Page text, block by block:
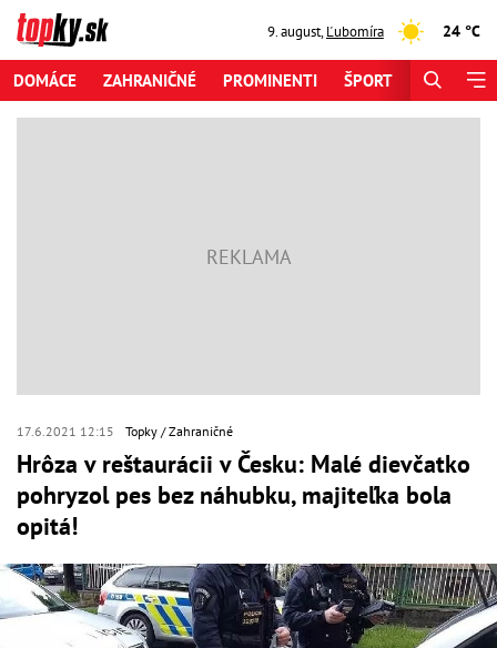
9. august,Ľubomíra 24 °C
DOMÁCE ZAHRANIČNÉ PROMINENTI ŠPORT
17.6.2021 12:15 Topky Zahraničné
Hrôza v reštaurácii v Česku: Malé dievčatko
pohryzol pes bez náhubku, majiteľka bola
opitá!